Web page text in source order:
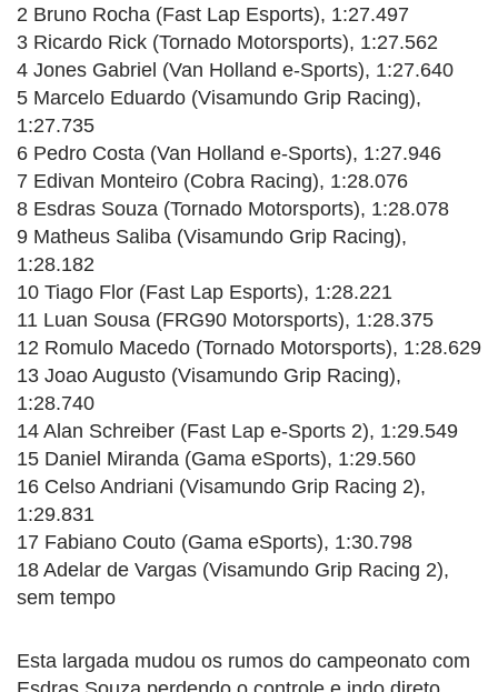
2 Bruno Rocha (Fast Lap Esports), 1:27.497
3 Ricardo Rick (Tornado Motorsports), 1:27.562
4 Jones Gabriel (Van Holland e-Sports), 1:27.640
5 Marcelo Eduardo (Visamundo Grip Racing),
1:27.735
6 Pedro Costa (Van Holland e-Sports), 1:27.946
7 Edivan Monteiro (Cobra Racing), 1:28.076
8 Esdras Souza (Tornado Motorsports), 1:28.078
9 Matheus Saliba (Visamundo Grip Racing),
1:28.182
10 Tiago Flor (Fast Lap Esports), 1:28.221
11 Luan Sousa (FRG90 Motorsports), 1:28.375
12 Romulo Macedo (Tornado Motorsports), 1:28.629
13 Joao Augusto (Visamundo Grip Racing),
1:28.740
14 Alan Schreiber (Fast Lap e-Sports 2), 1:29.549
15 Daniel Miranda (Gama eSports), 1:29.560
16 Celso Andriani (Visamundo Grip Racing 2),
1:29.831
17 Fabiano Couto (Gama eSports), 1:30.798
18 Adelar de Vargas (Visamundo Grip Racing 2),
sem tempo
Esta largada mudou os rumos do campeonato com